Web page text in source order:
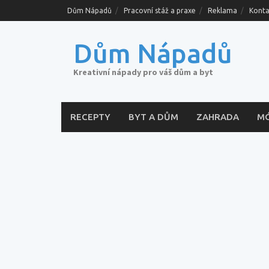
to
Dům Nápadů Pracovní stáž a praxe Reklama
Dům Nápadů
Kreativní nápady pro váš dům a byt
RECEPTY BYT A DŮM ZAHRADA